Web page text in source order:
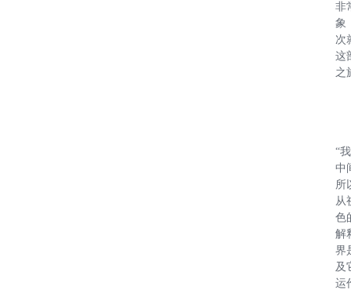
非
象
次
这
之
“
中
所
从
色
解
界
及
运